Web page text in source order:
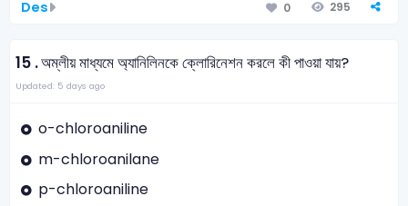
Des 0 295
15 .অম্লীয় মাধ্যমে অ্যানিলিনকে ক্লোরিনেশন করলে কী পাওয়া যায়?
Updated: 5 days ago
o-chloroaniline
m-chloroanilane
p-chloroaniline